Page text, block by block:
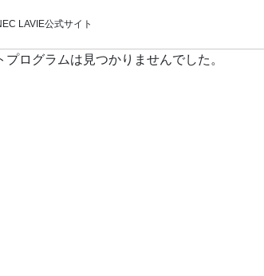
LAVIE公式サイト
ログラムは見つかりませんでした。